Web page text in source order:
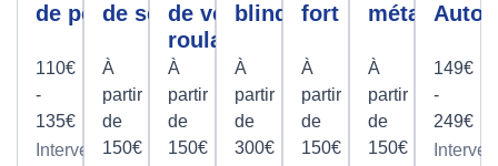
de porte
110€
-
135€
Intervention
de serrure
À
partir
de
150€
de volet
roulant
À
partir
de
150€
blindée
À
partir
de
300€
fort
À
partir
de
150€
métallique
À
partir
de
150€
149€
-
249€